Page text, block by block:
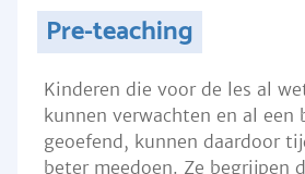
Pre-teaching
Kinderen die voor de les al
kunnen verwachten en al een
geoefend, kunnen daardoor
beter meedoen. Ze begrijpen